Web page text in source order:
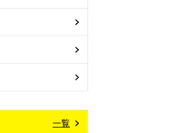
一覧